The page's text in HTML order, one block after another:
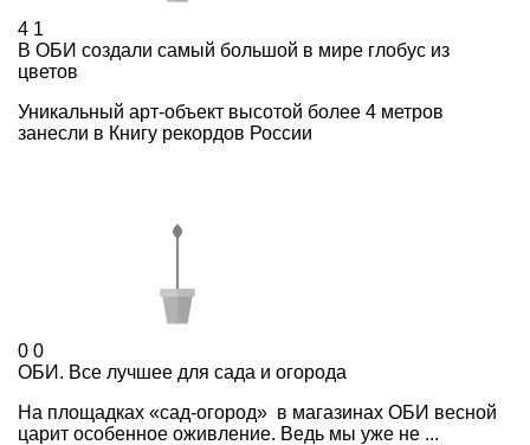
4 1
В ОБИ создали самый большой в мире глобус из
цветов
Уникальный арт-объект высотой более 4 метров
занесли в Книгу рекордов России
0 0
ОБИ. Все лучшее для сада и огорода
На площадках «сад-огород» в магазинах ОБИ весной
царит особенное оживление. Ведь мы уже не ...